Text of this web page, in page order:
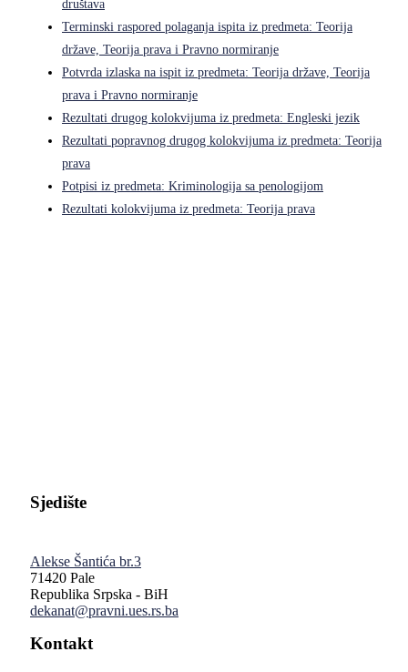
društava
Terminski raspored polaganja ispita iz predmeta: Teorija
države, Teorija prava i Pravno normiranje
Potvrda izlaska na ispit iz predmeta: Teorija države, Teorija
prava i Pravno normiranje
Rezultati drugog kolokvijuma iz predmeta: Engleski jezik
Rezultati popravnog drugog kolokvijuma iz predmeta: Teorija
prava
Potpisi iz predmeta: Kriminologija sa penologijom
Rezultati kolokvijuma iz predmeta: Teorija prava
Sjedište
Alekse Šantića br.3
71420 Pale
Republika Srpska - BiH
dekanat@pravni.ues.rs.ba
Kontakt